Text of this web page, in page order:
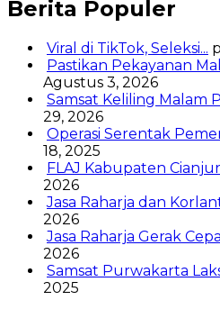
Berita Populer
Viral di TikTok, Seleksi...
Pastikan Pekayanan
Agustus 3, 2026
Samsat Keliling Malam
29, 2026
Operasi Serentak
18, 2025
FLAJ Kabupaten Cianjur
2026
Jasa Raharja dan
2026
Jasa Raharja Gerak
2026
Samsat Purwakarta
2025